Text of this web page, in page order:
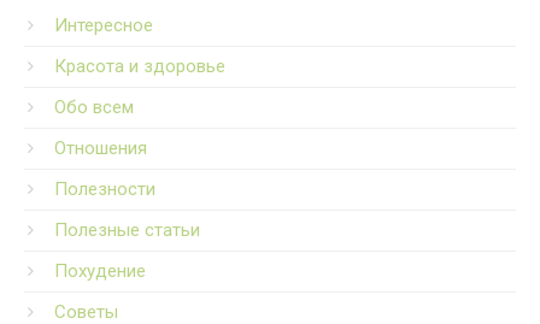
Интересное
Красота и здоровье
Обо всем
Отношения
Полезности
Полезные статьи
Похудение
Советы